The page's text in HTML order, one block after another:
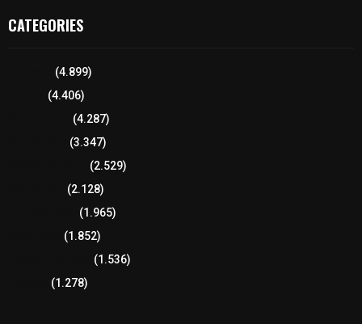
CATEGORIES
(4.899)
(4.406)
(4.287)
(3.347)
(2.529)
(2.128)
(1.965)
(1.852)
(1.536)
(1.278)